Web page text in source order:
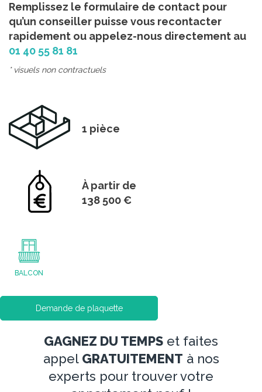
Remplissez le formulaire de contact pour
qu’un conseiller puisse vous recontacter
rapidement ou appelez-nous directement au
01 40 55 81 81
* visuels non contractuels
1 pièce
À partir de
138 500 €
BALCON
Demande de plaquette
GAGNEZ DU TEMPS et faites
appel GRATUITEMENT à nos
experts pour trouver votre